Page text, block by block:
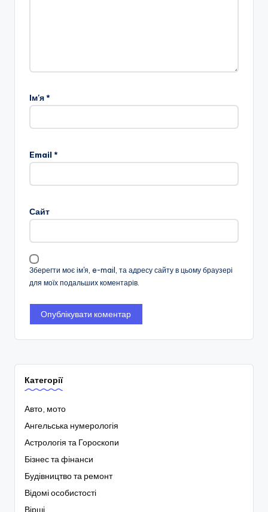
Ім'я*
Email *
Сайт
Зберегти моє ім'я, e-mail, та адресу сайту в цьому браузері
для моїх подальших коментарів.
Категорії
Авто, мото
Ангельська нумерологія
Астрологія та Гороскопи
Бізнес та фінанси
Будівництво та ремонт
Відомі особистості
Вірші